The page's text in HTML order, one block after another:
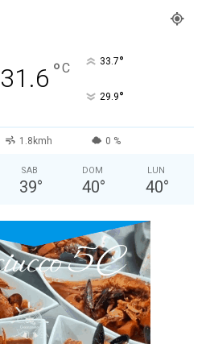
31.6 °C 33.7°
29.9°
1.8kmh 0 %
SAB
39°
DOM
40°
LUN
40°